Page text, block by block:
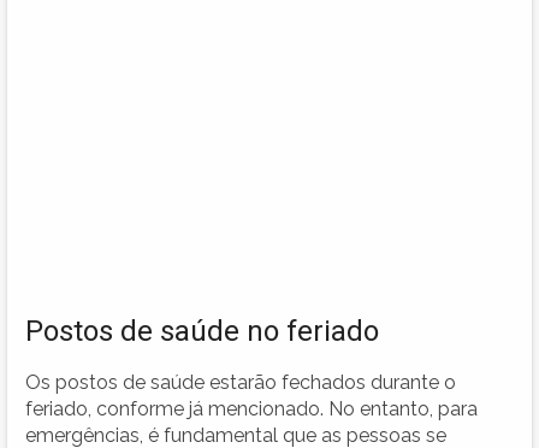
Postos de saúde no feriado
Os postos de saúde estarão fechados durante o
feriado, conforme já mencionado. No entanto, para
emergências, é fundamental que as pessoas se